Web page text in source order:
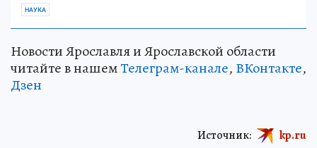
НАУКА
Новости Ярославля и Ярославской области
читайте в нашемТелеграм-канале, ВКонтакте,
Дзен
Источник: kp.ru